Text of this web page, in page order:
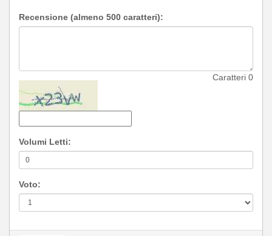
Recensione (almeno 500 caratteri):
Caratteri 0
Volumi Letti:
Voto: